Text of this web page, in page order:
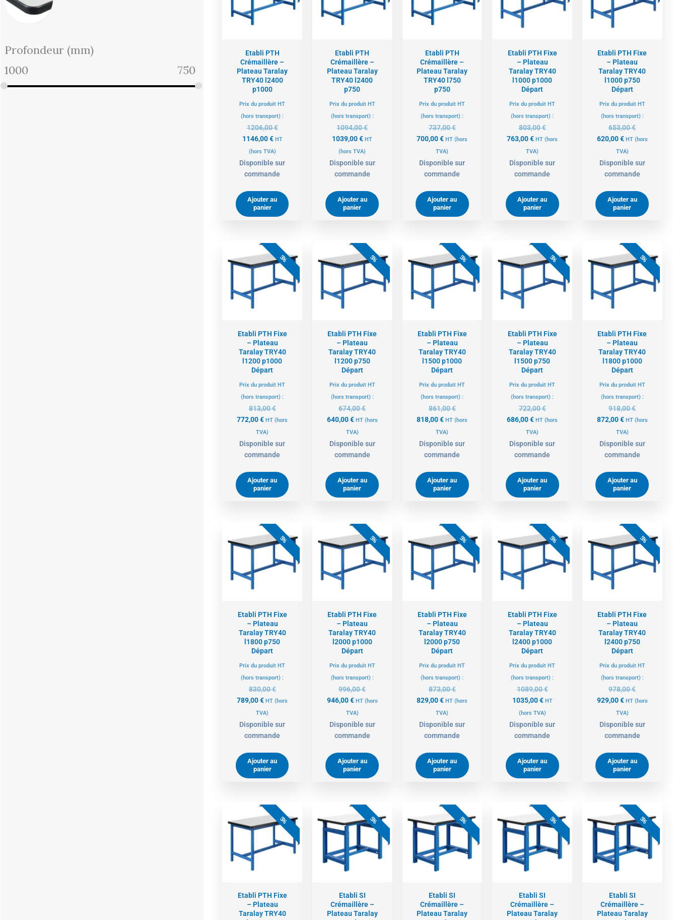
Profondeur (mm)
1000
750
Etabli PTH
Crémaillère –
Plateau Taralay
TRY40 l2400
p1000
Prix du produit HT
(hors transport) :
1206,00€
1206,00 €.
1146,00€
1146,00 €.
HT
(hors TVA)
Disponible sur
commande
Ajouter au
panier
Etabli PTH
Crémaillère –
Plateau Taralay
TRY40 l2400
p750
Prix du produit HT
(hors transport) :
1094,00€
1094,00 €.
1039,00€
1039,00 €.
HT
(hors TVA)
Disponible sur
commande
Ajouter au
panier
Etabli PTH
Crémaillère –
Plateau Taralay
TRY40 l750
p750
Prix du produit HT
(hors transport) :
737,00€
737,00 €.
700,00€
700,00 €.
HT (hors
TVA)
Disponible sur
commande
Ajouter au
panier
Etabli PTH Fixe
– Plateau
Taralay TRY40
l1000 p1000
Départ
Prix du produit HT
(hors transport) :
803,00€
803,00 €.
763,00€
763,00 €.
HT (hors
TVA)
Disponible sur
commande
Ajouter au
panier
Etabli PTH Fixe
– Plateau
Taralay TRY40
l1000 p750
Départ
Prix du produit HT
(hors transport) :
653,00€
653,00 €.
620,00€
620,00 €.
HT (hors
TVA)
Disponible sur
commande
Ajouter au
panier
5%
Etabli PTH Fixe
– Plateau
Taralay TRY40
l1200 p1000
Départ
Prix du produit HT
(hors transport) :
813,00€
Le
prix
initial
était :
813,00 €.
772,00€
Le
prix
actuel
est :
772,00 €.
HT (hors
TVA)
Disponible sur
commande
Ajouter au
panier
5%
Etabli PTH Fixe
– Plateau
Taralay TRY40
l1200 p750
Départ
Prix du produit HT
(hors transport) :
674,00€
Le
prix
initial
était :
674,00 €.
640,00€
Le
prix
actuel
est :
640,00 €.
HT (hors
TVA)
Disponible sur
commande
Ajouter au
panier
5%
Etabli PTH Fixe
– Plateau
Taralay TRY40
l1500 p1000
Départ
Prix du produit HT
(hors transport) :
861,00€
Le
prix
initial
était :
861,00 €.
818,00€
Le
prix
actuel
est :
818,00 €.
HT (hors
TVA)
Disponible sur
commande
Ajouter au
panier
5%
Etabli PTH Fixe
– Plateau
Taralay TRY40
l1500 p750
Départ
Prix du produit HT
(hors transport) :
722,00€
Le
prix
initial
était :
722,00 €.
686,00€
Le
prix
actuel
est :
686,00 €.
HT (hors
TVA)
Disponible sur
commande
Ajouter au
panier
5%
Etabli PTH Fixe
– Plateau
Taralay TRY40
l1800 p1000
Départ
Prix du produit HT
(hors transport) :
918,00€
Le
prix
initial
était :
918,00 €.
872,00€
Le
prix
actuel
est :
872,00 €.
HT (hors
TVA)
Disponible sur
commande
Ajouter au
panier
5%
Etabli PTH Fixe
– Plateau
Taralay TRY40
l1800 p750
Départ
Prix du produit HT
(hors transport) :
830,00€
Le
prix
initial
était :
830,00 €.
789,00€
Le
prix
actuel
est :
789,00 €.
HT (hors
TVA)
Disponible sur
commande
Ajouter au
panier
5%
Etabli PTH Fixe
– Plateau
Taralay TRY40
l2000 p1000
Départ
Prix du produit HT
(hors transport) :
996,00€
Le
prix
initial
était :
996,00 €.
946,00€
Le
prix
actuel
est :
946,00 €.
HT (hors
TVA)
Disponible sur
commande
Ajouter au
panier
5%
Etabli PTH Fixe
– Plateau
Taralay TRY40
l2000 p750
Départ
Prix du produit HT
(hors transport) :
873,00€
Le
prix
initial
était :
873,00 €.
829,00€
Le
prix
actuel
est :
829,00 €.
HT (hors
TVA)
Disponible sur
commande
Ajouter au
panier
5%
Etabli PTH Fixe
– Plateau
Taralay TRY40
l2400 p1000
Départ
Prix du produit HT
(hors transport) :
1089,00€
Le
prix
initial
était :
1089,00 €.
1035,00€
Le
prix
actuel
est :
1035,00 €.
HT
(hors TVA)
Disponible sur
commande
Ajouter au
panier
5%
Etabli PTH Fixe
– Plateau
Taralay TRY40
l2400 p750
Départ
Prix du produit HT
(hors transport) :
978,00€
Le
prix
initial
était :
978,00 €.
929,00€
Le
prix
actuel
est :
929,00 €.
HT (hors
TVA)
Disponible sur
commande
Ajouter au
panier
5%
Etabli PTH Fixe
– Plateau
Taralay TRY40
Le
prix
initial
était :
632,00 €.
Le
prix
actuel
est :
600,00 €.
5%
Etabli SI
Crémaillère –
Plateau Taralay
Le
prix
initial
était :
938,00 €.
Le
prix
actuel
891,00 €.
5%
Etabli SI
Crémaillère –
Plateau Taralay
Le
prix
initial
était :
817,00 €.
Le
prix
actuel
776,00 €.
5%
Etabli SI
Crémaillère –
Plateau Taralay
Le
prix
initial
était :
959,00 €.
Le
prix
actuel
911,00 €.
5%
Etabli SI
Crémaillère –
Plateau Taralay
Le
prix
initial
était :
848,00 €.
Le
prix
actuel
806,00 €.